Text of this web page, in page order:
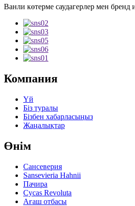
Ванли көтерме саудагерлер мен бренд
Компания
Үй
Біз туралы
Бізбен хабарласыңыз
Жаңалықтар
Өнім
Сансеверия
Sansevieria Hahnii
Пачира
Cycas Revoluta
Ағаш отбасы